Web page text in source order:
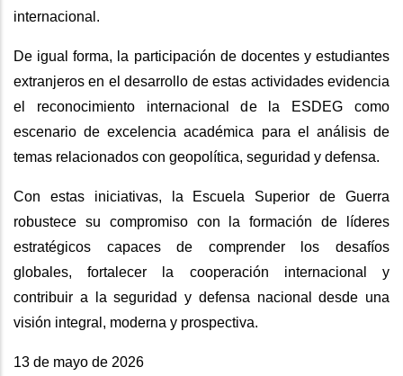
internacional.
De igual forma, la participación de docentes y estudiantes
extranjeros en el desarrollo de estas actividades evidencia
el reconocimiento internacional de la ESDEG como
escenario de excelencia académica para el análisis de
temas relacionados con geopolítica, seguridad y defensa.
Con estas iniciativas, la Escuela Superior de Guerra
robustece su compromiso con la formación de líderes
estratégicos capaces de comprender los desafíos
globales, fortalecer la cooperación internacional y
contribuir a la seguridad y defensa nacional desde una
visión integral, moderna y prospectiva.
13 de mayo de 2026